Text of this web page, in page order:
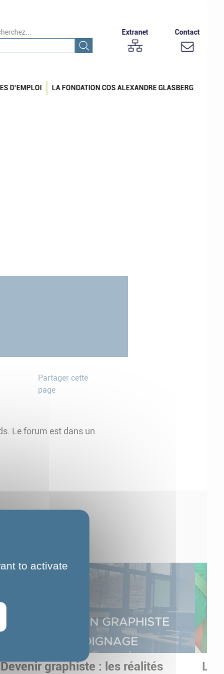
Extranet Contact
D’EMPLOI LA FONDATION COS ALEXANDRE GLASBERG
Partager cette
page
Le forum est dans un
Devenir graphiste : les réalités
Les
to activate